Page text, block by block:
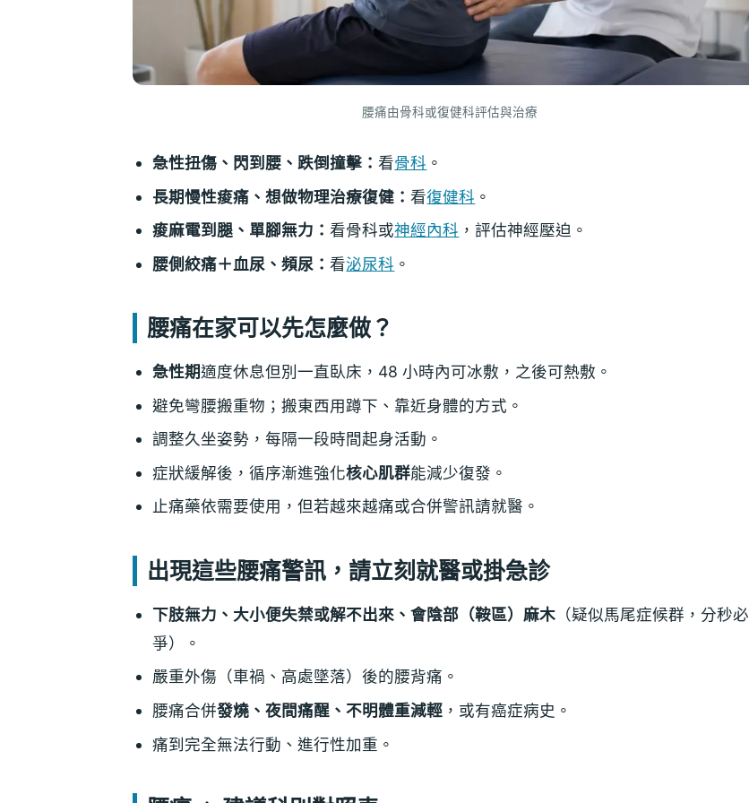
腰痛由骨科或復健科評估與治療
急性扭傷、閃到腰、跌倒撞擊：看骨科 。
長期慢性痠痛、想做物理治療復健：看復健科 。
痠麻電到腿、單腳無力：看骨科或神經內科 ，評估神經壓迫。
腰側絞痛＋血尿、頻尿：看泌尿科 。
腰痛在家可以先怎麼做？
急性期適度休息但別一直臥床，48 小時內可冰敷，之後可熱敷。
避免彎腰搬重物；搬東西用蹲下、靠近身體的方式。
調整久坐姿勢，每隔一段時間起身活動。
症狀緩解後，循序漸進強化核心肌群能減少復發。
止痛藥依需要使用，但若越來越痛或合併警訊請就醫。
出現這些腰痛警訊，請立刻就醫或掛急診
下肢無力、大小便失禁或解不出來、會陰部（鞍區）麻木 （疑似馬尾症候群，分秒必
爭）。
嚴重外傷（車禍、高處墜落）後的腰背痛。
腰痛合併發燒、夜間痛醒、不明體重減輕 ，或有癌症病史。
痛到完全無法行動、進行性加重。